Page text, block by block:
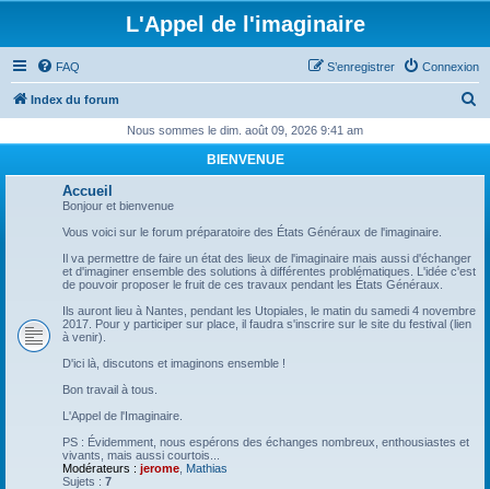
L'Appel de l'imaginaire
FAQ Connexion
S’enregistrer
Index du forum
h
Nous sommes le dim. août 09, 2026 9:41 am
BIENVENUE
Accueil
Bonjour et bienvenue
Vous voici sur le forum préparatoire des États Généraux de l'imaginaire.
Il va permettre de faire un état des lieux de l'imaginaire mais aussi d'échanger
et d'imaginer ensemble des solutions à différentes problématiques. L'idée c'est
de pouvoir proposer le fruit de ces travaux pendant les États Généraux.
Ils auront lieu à Nantes, pendant les Utopiales, le matin du samedi 4 novembre
2017. Pour y participer sur place, il faudra s'inscrire sur le site du festival (lien
à venir).
D'ici là, discutons et imaginons ensemble !
Bon travail à tous.
L'Appel de l'Imaginaire.
PS : Évidemment, nous espérons des échanges nombreux, enthousiastes et
vivants, mais aussi courtois...
Modérateurs : jerome Mathias
Sujets : 7